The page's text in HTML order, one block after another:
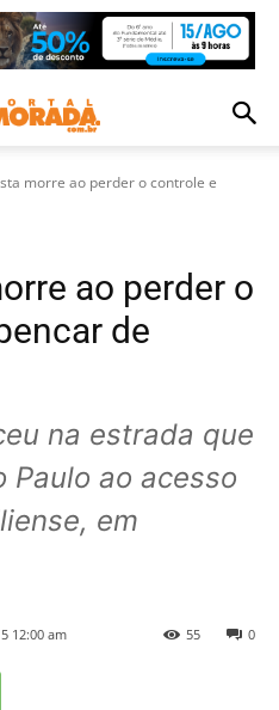
morre ao perder o controle e
ao perder o
de
na estrada que
Paulo ao acesso
em
12:00 am 0
55